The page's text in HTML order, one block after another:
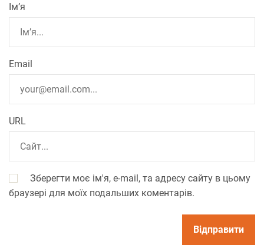
Ім’я
Email
URL
Зберегти моє ім'я, e-mail, та адресу сайту в цьому
браузері для моїх подальших коментарів.